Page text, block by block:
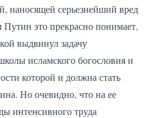
наносящей серьезнейший вред
это прекрасно понимает,
выдвинул задачу
исламского богословия и
которой и должна стать
Но очевидно, что на ее
интенсивного труда